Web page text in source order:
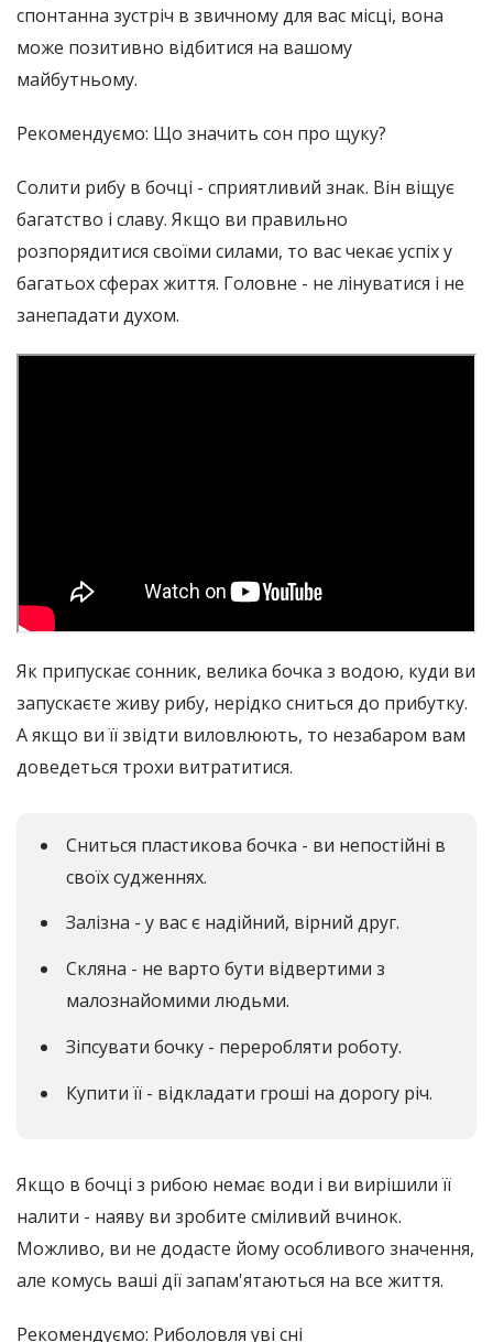
спонтанна зустріч в звичному для вас місці, вона
може позитивно відбитися на вашому
майбутньому.
Рекомендуємо: Що значить сон про щуку?
Солити рибу в бочці - сприятливий знак. Він віщує
багатство і славу. Якщо ви правильно
розпорядитися своїми силами, то вас чекає успіх у
багатьох сферах життя. Головне - не лінуватися і не
занепадати духом.
Як припускає сонник, велика бочка з водою, куди ви
запускаєте живу рибу, нерідко сниться до прибутку.
А якщо ви її звідти виловлюють, то незабаром вам
доведеться трохи витратитися.
Сниться пластикова бочка - ви непостійні в
своїх судженнях.
Залізна - у вас є надійний, вірний друг.
Скляна - не варто бути відвертими з
малознайомими людьми.
Зіпсувати бочку - переробляти роботу.
Купити її - відкладати гроші на дорогу річ.
Якщо в бочці з рибою немає води і ви вирішили її
налити - наяву ви зробите сміливий вчинок.
Можливо, ви не додасте йому особливого значення,
але комусь ваші дії запам'ятаються на все життя.
Рекомендуємо: Риболовля уві сні